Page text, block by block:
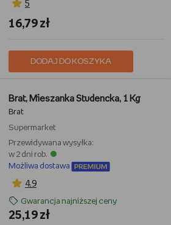
5
16,79 zł
DODAJ DO KOSZYKA
Brat, Mieszanka Studencka, 1 Kg
Brat
Supermarket
Przewidywana wysyłka:
w 2 dni rob.
Możliwa dostawa
4,9
Gwarancja najniższej ceny
25,19 zł